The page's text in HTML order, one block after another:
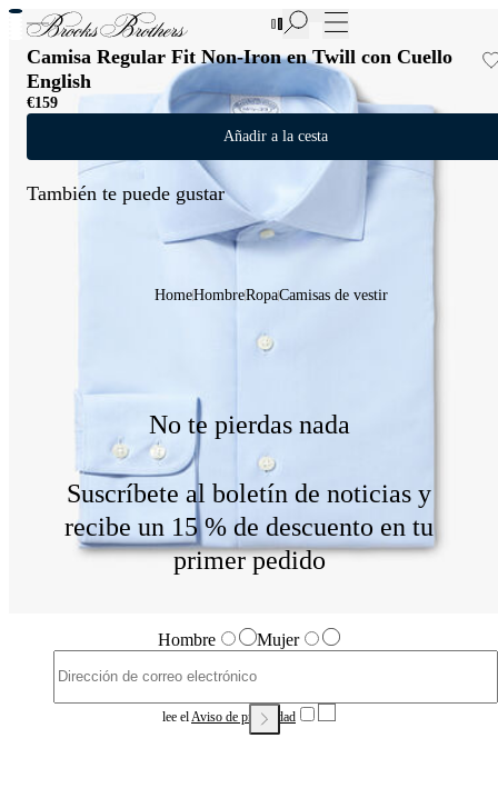
Nuevas incorporaciones a las Rebajas | Hasta 50%
Camisa Regular Fit Non-Iron en Twill con Cuello
English
€159
Añadir a la cesta
También te puede gustar
HomeHombreRopaCamisas de vestir
No te pierdas nada
Suscríbete al boletín de noticias y
recibe un 15 % de descuento en tu
primer pedido
Hombre Mujer
lee elAviso de privacidad